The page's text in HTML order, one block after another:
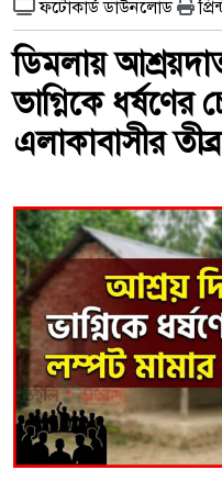
ফটোকার্ড ডাউনলোড
​ডিমলায়
ভাগ্নিকে ধর্ষণের
এলাকাবাসীর